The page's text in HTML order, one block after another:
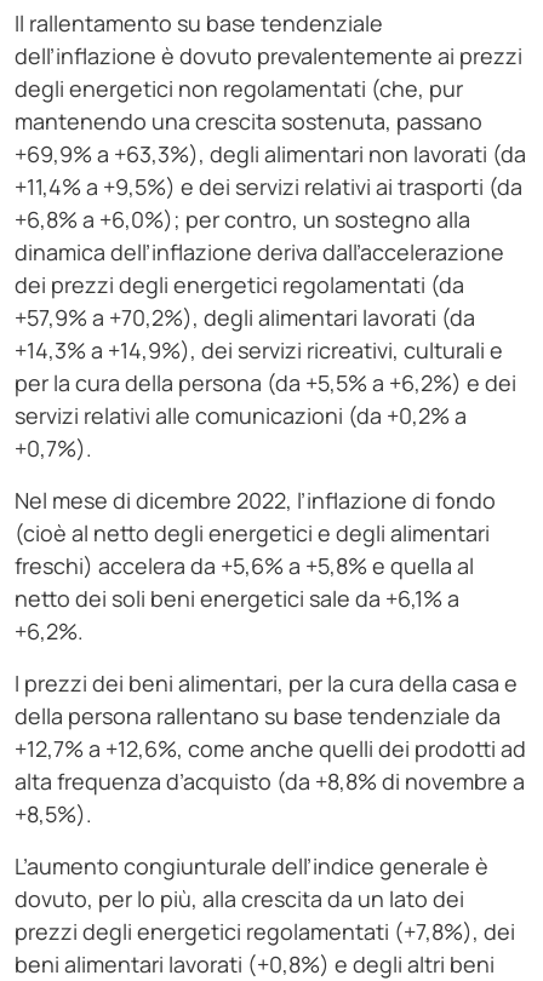
Il rallentamento su base tendenziale
dell’inflazione è dovuto prevalentemente ai prezzi
degli energetici non regolamentati (che, pur
mantenendo una crescita sostenuta, passano
+69,9% a +63,3%), degli alimentari non lavorati (da
+11,4% a +9,5%) e dei servizi relativi ai trasporti (da
+6,8% a +6,0%); per contro, un sostegno alla
dinamica dell’inflazione deriva dall’accelerazione
dei prezzi degli energetici regolamentati (da
+57,9% a +70,2%), degli alimentari lavorati (da
+14,3% a +14,9%), dei servizi ricreativi, culturali e
per la cura della persona (da +5,5% a +6,2%) e dei
servizi relativi alle comunicazioni (da +0,2% a
+0,7%).
Nel mese di dicembre 2022, l’inflazione di fondo
(cioè al netto degli energetici e degli alimentari
freschi) accelera da +5,6% a +5,8% e quella al
netto dei soli beni energetici sale da +6,1% a
+6,2%.
I prezzi dei beni alimentari, per la cura della casa e
della persona rallentano su base tendenziale da
+12,7% a +12,6%, come anche quelli dei prodotti ad
alta frequenza d’acquisto (da +8,8% di novembre a
+8,5%).
L’aumento congiunturale dell’indice generale è
dovuto, per lo più, alla crescita da un lato dei
prezzi degli energetici regolamentati (+7,8%), dei
beni alimentari lavorati (+0,8%) e degli altri beni